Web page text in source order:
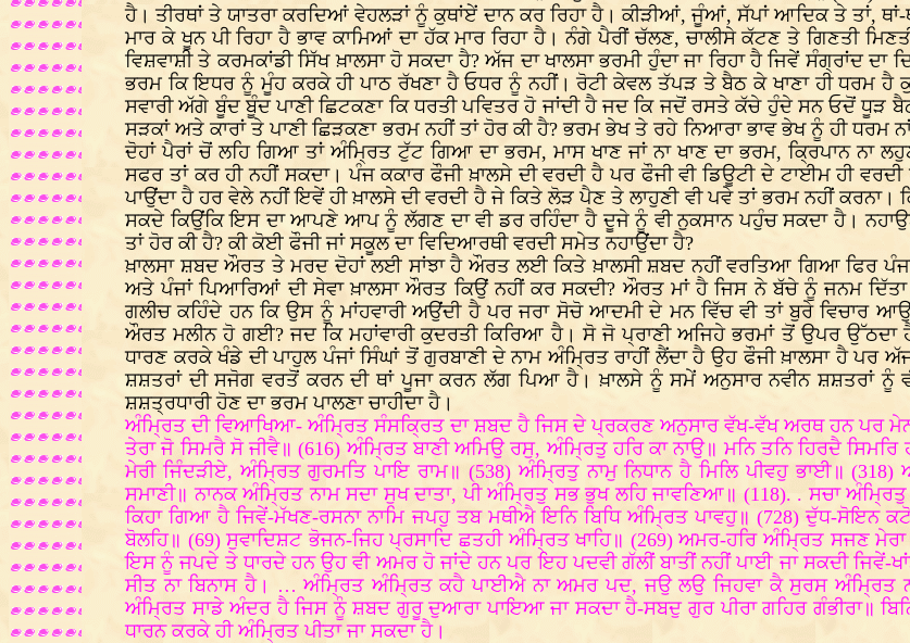
ਹੈ। ਤੀਰਥਾਂ ਤੇ ਯਾਤਰਾ ਕਰਦਿਆਂ ਵੇਹਲੜਾਂ ਨੂੰ ਕੁਥਾਂਏਂ ਦਾਨ ਕਰ ਰਿਹਾ ਹੈ। ਕੀੜੀਆਂ, ਜੂੰਆਂ, ਸੱਪਾਂ ਆਦਿਕ ਤੇ ਤਾਂ,
ਮਾਰ ਕੇ ਖੂਨ ਪੀ ਰਿਹਾ ਹੈ ਭਾਵ ਕਾਮਿਆਂ ਦਾ ਹੱਕ ਮਾਰ ਰਿਹਾ ਹੈ। ਨੰਗੇ ਪੈਰੀਂ ਚੱਲਣ, ਚਾਲੀਸੇ ਕੱਟਣ ਤੇ ਗਿਣਤੀ
ਵਿਸ਼ਵਾਸ਼ੀ ਤੇ ਕਰਮਕਾਂਡੀ ਸਿੱਖ ਖ਼ਾਲਸਾ ਹੋ ਸਕਦਾ ਹੈ? ਅੱਜ ਦਾ ਖਾਲਸਾ ਭਰਮੀ ਹੁੰਦਾ ਜਾ ਰਿਹਾ ਹੈ ਜਿਵੇਂ ਸੰਗ੍ਰਾਂਦ
ਭਰਮ ਕਿ ਇਧਰ ਨੂੰ ਮੂੰਹ ਕਰਕੇ ਹੀ ਪਾਠ ਰੱਖਣਾ ਹੈ ਓਧਰ ਨੂੰ ਨਹੀਂ। ਰੋਟੀ ਕੇਵਲ ਤੱਪੜ ਤੇ ਬੈਠ ਕੇ ਖਾਣਾ ਹੀ ਧਰਮ ਹੈ
ਸਵਾਰੀ ਅੱਗੇ ਬੂੰਦ ਬੂੰਦ ਪਾਣੀ ਛਿਟਕਣਾ ਕਿ ਧਰਤੀ ਪਵਿਤਰ ਹੋ ਜਾਂਦੀ ਹੈ ਜਦ ਕਿ ਜਦੋਂ ਰਸਤੇ ਕੱਚੇ ਹੁੰਦੇ ਸਨ ਓਦੋਂ ਧੂੜ
ਸੜਕਾਂ ਅਤੇ ਕਾਰਾਂ ਤੇ ਪਾਣੀ ਛਿੜਕਣਾ ਭਰਮ ਨਹੀਂ ਤਾਂ ਹੋਰ ਕੀ ਹੈ? ਭਰਮ ਭੇਖ ਤੇ ਰਹੇ ਨਿਆਰਾ ਭਾਵ ਭੇਖ ਨੂੰ ਹੀ
ਦੋਹਾਂ ਪੈਰਾਂ ਚੋਂ ਲਹਿ ਗਿਆ ਤਾਂ ਅੰਮ੍ਰਿਤ ਟੁੱਟ ਗਿਆ ਦਾ ਭਰਮ, ਮਾਸ ਖਾਣ ਜਾਂ ਨਾ ਖਾਣ ਦਾ ਭਰਮ, ਕ੍ਰਿਪਾਨ ਨਾ
ਸਫਰ ਤਾਂ ਕਰ ਹੀ ਨਹੀਂ ਸਕਦਾ। ਪੰਜ ਕਕਾਰ ਫੌਜੀ ਖ਼ਾਲਸੇ ਦੀ ਵਰਦੀ ਹੈ ਪਰ ਫੌਜੀ ਵੀ ਡਿਊਟੀ ਦੇ ਟਾਈਮ ਹੀ
ਪਾਉਂਦਾ ਹੈ ਹਰ ਵੇਲੇ ਨਹੀਂ ਇਵੇਂ ਹੀ ਖ਼ਾਲਸੇ ਦੀ ਵਰਦੀ ਹੈ ਜੇ ਕਿਤੇ ਲੋੜ ਪੈਣ ਤੇ ਲਾਹੁਣੀ ਵੀ ਪਵੇ ਤਾਂ ਭਰਮ ਨਹੀਂ
ਸਕਦੇ ਕਿਉਂਕਿ ਇਸ ਦਾ ਆਪਣੇ ਆਪ ਨੂੰ ਲੱਗਣ ਦਾ ਵੀ ਡਰ ਰਹਿੰਦਾ ਹੈ ਦੂਜੇ ਨੂੰ ਵੀ ਨੁਕਸਾਨ ਪਹੁੰਚ ਸਕਦਾ ਹੈ।
ਤਾਂ ਹੋਰ ਕੀ ਹੈ? ਕੀ ਕੋਈ ਫੌਜੀ ਜਾਂ ਸਕੂਲ ਦਾ ਵਿਦਿਆਰਥੀ ਵਰਦੀ ਸਮੇਤ ਨਹਾਉਂਦਾ ਹੈ?
ਖ਼ਾਲਸਾ ਸ਼ਬਦ ਔਰਤ ਤੇ ਮਰਦ ਦੋਹਾਂ ਲਈ ਸਾਂਝਾ ਹੈ ਔਰਤ ਲਈ ਕਿਤੇ ਖ਼ਾਲਸੀ ਸ਼ਬਦ ਨਹੀਂ ਵਰਤਿਆ ਗਿਆ ਫਿਰ
ਅਤੇ ਪੰਜਾਂ ਪਿਆਰਿਆਂ ਦੀ ਸੇਵਾ ਖ਼ਾਲਸਾ ਔਰਤ ਕਿਉਂ ਨਹੀਂ ਕਰ ਸਕਦੀ? ਔਰਤ ਮਾਂ ਹੈ ਜਿਸ ਨੇ ਬੱਚੇ ਨੂੰ ਜਨਮ
ਗਲੀਚ ਕਹਿੰਦੇ ਹਨ ਕਿ ਉਸ ਨੂੰ ਮਾਂਹਵਾਰੀ ਅਉਂਦੀ ਹੈ ਪਰ ਜਰਾ ਸੋਚੋ ਆਦਮੀ ਦੇ ਮਨ ਵਿੱਚ ਵੀ ਤਾਂ ਬੁਰੇ ਵਿਚਾਰ
ਔਰਤ ਮਲੀਨ ਹੋ ਗਈ? ਜਦ ਕਿ ਮਹਾਂਵਾਰੀ ਕੁਦਰਤੀ ਕਿਰਿਆ ਹੈ। ਸੋ ਜੋ ਪ੍ਰਾਣੀ ਅਜਿਹੇ ਭਰਮਾਂ ਤੋਂ ਉਪਰ
ਧਾਰਣ ਕਰਕੇ ਖੰਡੇ ਦੀ ਪਾਹੁਲ ਪੰਜਾਂ ਸਿੰਘਾਂ ਤੋਂ ਗੁਰਬਾਣੀ ਦੇ ਨਾਮ ਅੰਮ੍ਰਿਤ ਰਾਹੀਂ ਲੈਂਦਾ ਹੈ ਉਹ ਫੌਜੀ ਖ਼ਾਲਸਾ ਹੈ ਪਰ
ਸ਼ਸ਼ਤਰਾਂ ਦੀ ਸਜੋਗ ਵਰਤੋਂ ਕਰਨ ਦੀ ਥਾਂ ਪੂਜਾ ਕਰਨ ਲੱਗ ਪਿਆ ਹੈ। ਖ਼ਾਲਸੇ ਨੂੰ ਸਮੇਂ ਅਨੁਸਾਰ ਨਵੀਨ ਸ਼ਸ਼ਤਰਾਂ ਨੂੰ
ਸ਼ਸ਼ਤ੍ਰਧਾਰੀ ਹੋਣ ਦਾ ਭਰਮ ਪਾਲਣਾ ਚਾਹੀਦਾ ਹੈ।
ਅੰਮ੍ਰਿਤ ਦੀ ਵਿਆਖਿਆ- ਅੰਮ੍ਰਿਤ ਸੰਸਕ੍ਰਿਤ ਦਾ ਸ਼ਬਦ ਹੈ ਜਿਸ ਦੇ ਪ੍ਰਕਰਣ ਅਨੁਸਾਰ ਵੱਖ-ਵੱਖ ਅਰਥ ਹਨ ਪਰ
ਤੇਰਾ ਜੋ ਸਿਮਰੈ ਸੋ ਜੀਵੈ॥ (616) ਅੰਮ੍ਰਿਤ ਬਾਣੀ ਅਮਿਉ ਰਸੁ, ਅੰਮ੍ਰਿਤੁ ਹਰਿ ਕਾ ਨਾਉ॥ ਮਨਿ ਤਨਿ ਹਿਰਦੈ
ਮੇਰੀ ਜਿੰਦੜੀਏ, ਅੰਮ੍ਰਿਤ ਗੁਰਮਤਿ ਪਾਇ ਰਾਮ॥ (538) ਅੰਮ੍ਰਿਤੁ ਨਾਮੁ ਨਿਧਾਨ ਹੈ ਮਿਲਿ ਪੀਵਹੁ ਭਾਈ॥
ਸਮਾਣੀ॥ ਨਾਨਕ ਅੰਮ੍ਰਿਤ ਨਾਮ ਸਦਾ ਸੁਖ ਦਾਤਾ, ਪੀ ਅੰਮ੍ਰਿਤੁ ਸਭ ਭੁਖ ਲਹਿ ਜਾਵਣਿਆ॥ (118). . ਸਚਾ
ਕਿਹਾ ਗਿਆ ਹੈ ਜਿਵੇਂ-ਮੱਖਣ-ਰਸਨਾ ਨਾਮਿ ਜਪਹੁ ਤਬ ਮਥੀਐ ਇਨਿ ਬਿਧਿ ਅੰਮ੍ਰਿਤ ਪਾਵਹੁ॥ (728) ਦੁੱਧ-ਸੋਇਨ
ਬੋਲਹਿ॥ (69) ਸੁਵਾਦਿਸ਼ਟ ਭੋਜਨ-ਜਿਹ ਪ੍ਰਸਾਦਿ ਛਤਹੀ ਅੰਮ੍ਰਿਤ ਖਾਹਿ॥ (269) ਅਮਰ-ਹਰਿ ਅੰਮ੍ਰਿਤ ਸਜਣ
ਇਸ ਨੂੰ ਜਪਦੇ ਤੇ ਧਾਰਦੇ ਹਨ ਉਹ ਵੀ ਅਮਰ ਹੋ ਜਾਂਦੇ ਹਨ ਪਰ ਇਹ ਪਦਵੀ ਗੱਲੀਂ ਬਾਤੀਂ ਨਹੀਂ ਪਾਈ ਜਾ ਸਕਦੀ ਜਿਵੇਂ-
ਸੀਤ ਨਾ ਬਿਨਾਸ ਹੈ। … ਅੰਮ੍ਰਿਤ ਅੰਮ੍ਰਿਤ ਕਹੈ ਪਾਈਐ ਨਾ ਅਮਰ ਪਦ, ਜਉ ਲਉ ਜਿਹਵਾ ਕੈ ਸੁਰਸ ਅੰਮ੍ਰਿਤ
ਅੰਮ੍ਰਿਤ ਸਾਡੇ ਅੰਦਰ ਹੈ ਜਿਸ ਨੂੰ ਸ਼ਬਦ ਗੁਰੂ ਦੁਆਰਾ ਪਾਇਆ ਜਾ ਸਕਦਾ ਹੈ-ਸਬਦੁ ਗੁਰ ਪੀਰਾ ਗਹਿਰ ਗੰਭੀਰਾ॥
ਧਾਰਨ ਕਰਕੇ ਹੀ ਅੰਮ੍ਰਿਤ ਪੀਤਾ ਜਾ ਸਕਦਾ ਹੈ।